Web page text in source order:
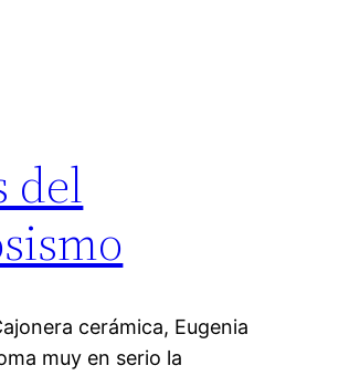
del
cerámica, Eugenia
muy en serio la